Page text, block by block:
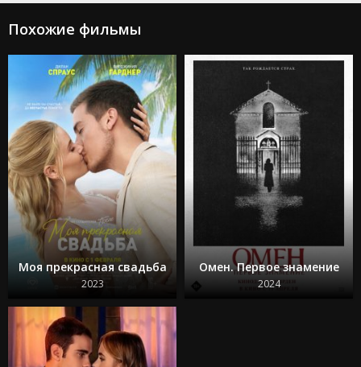
Ловушка
Подземелья и драконы: Честь среди воров
Каратэ-пацан: Легенды
Трансформеры: Восхождение Звероботов
Из моего окна 2: За морями
Моана 2
Веном: Последний танец
Изгоняющий дьявола: Верующий
Особо опасный пассажир
Супер Майк: Последний танец
Крушение
Охотники за привидениями: Леденящий ужас
Кокаиновый медведь
Из моего окна 3: Новая встреча
Зеленая миля
Достать ножи 2: Стеклянная луковица
Круче некуда
Бессмертная гвардия 2
Битлджус Битлджус 2
Гран Туризмо
Ад Данте
Шазам! 2 Ярость богов
Телохранитель на фрилансе
Похожие фильмы
Моя прекрасная свадьба
2023
Омен. Первое знамение
2024